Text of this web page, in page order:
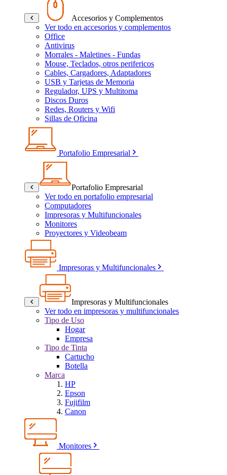
Accesorios y Complementos
Ver todo en accesorios y complementos
Office
Antivirus
Morrales - Maletines - Fundas
Mouse, Teclados, otros perifericos
Cables, Cargadores, Adaptadores
USB y Tarjetas de Memoria
Regulador, UPS y Multitoma
Discos Duros
Redes, Routers y Wifi
Sillas de Oficina
Portafolio Empresarial
Portafolio Empresarial
Ver todo en portafolio empresarial
Computadores
Impresoras y Multifuncionales
Monitores
Proyectores y Videobeam
Impresoras y Multifuncionales
Impresoras y Multifuncionales
Ver todo en impresoras y multifuncionales
Tipo de Uso
Hogar
Empresa
Tipo de Tinta
Cartucho
Botella
Marca
HP
Epson
Fujifilm
Canon
Monitores